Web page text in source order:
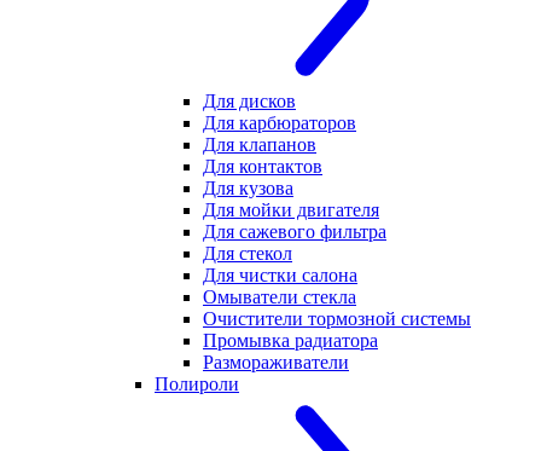
Для дисков
Для карбюраторов
Для клапанов
Для контактов
Для кузова
Для мойки двигателя
Для сажевого фильтра
Для стекол
Для чистки салона
Омыватели стекла
Очистители тормозной системы
Промывка радиатора
Размораживатели
Полироли